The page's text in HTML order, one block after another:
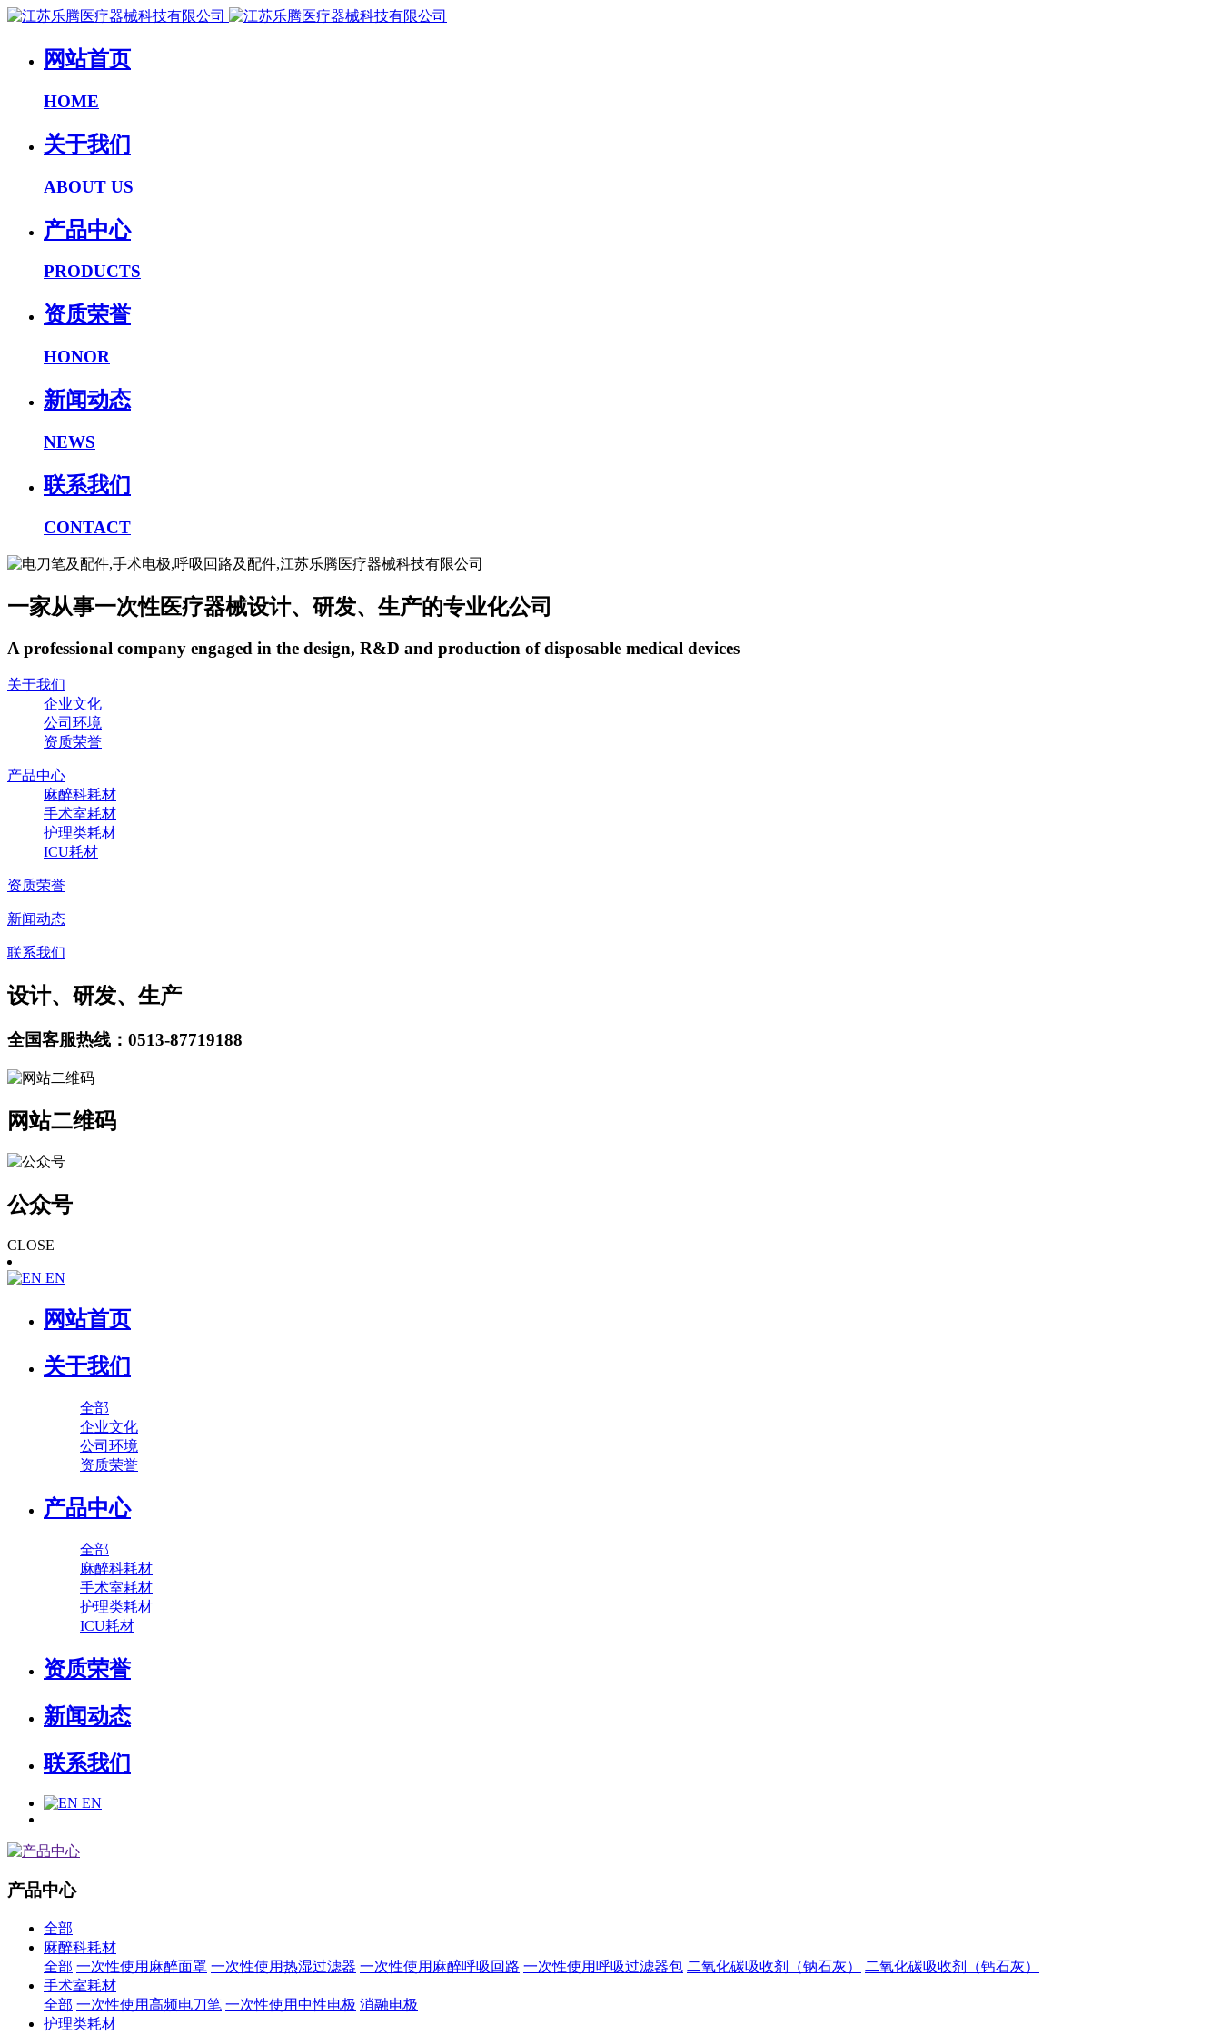
网站首页
HOME
关于我们
ABOUT US
产品中心
PRODUCTS
资质荣誉
HONOR
新闻动态
NEWS
联系我们
CONTACT
一家从事一次性医疗器械设计、研发、生产的专业化公司
A professional company engaged in the design, R&D and production of disposable medical devices
关于我们
企业文化
公司环境
资质荣誉
产品中心
麻醉科耗材
手术室耗材
护理类耗材
ICU耗材
资质荣誉
新闻动态
联系我们
设计、研发、生产
全国客服热线：0513-87719188
网站二维码
公众号
CLOSE
EN
网站首页
关于我们
全部
企业文化
公司环境
资质荣誉
产品中心
全部
麻醉科耗材
手术室耗材
护理类耗材
ICU耗材
资质荣誉
新闻动态
联系我们
EN
产品中心
全部
麻醉科耗材
全部 一次性使用麻醉面罩 一次性使用热湿过滤器 一次性使用麻醉呼吸回路 一次性使用呼吸过滤器包 二氧化碳吸收剂（钠石灰）
二氧化碳吸收剂（钙石灰）
手术室耗材
全部 一次性使用高频电刀笔 一次性使用中性电极 消融电极
护理类耗材